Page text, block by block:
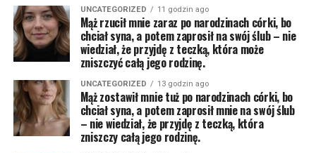
UNCATEGORIZED 11 godzin ago
Mąż rzucił mnie zaraz po narodzinach córki, bo
chciał syna, a potem zaprosił na swój ślub – nie
wiedział, że przyjdę z teczką, która może
zniszczyć całą jego rodzinę.
UNCATEGORIZED 13 godzin ago
Mąż zostawił mnie tuż po narodzinach córki, bo
chciał syna, a potem zaprosił mnie na swój ślub
– nie wiedział, że przyjdę z teczką, która
zniszczy całą jego rodzinę.